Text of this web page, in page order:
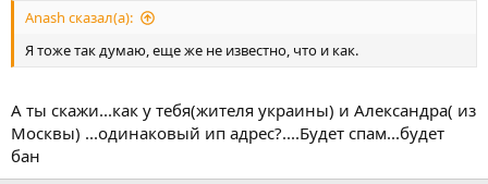
Anash сказал(а):
Я тоже так думаю, еще же не известно, что и как.
А ты скажи...как у тебя(жителя украины) и Александра( из
Москвы) ...одинаковый ип адрес?....Будет спам...будет
бан